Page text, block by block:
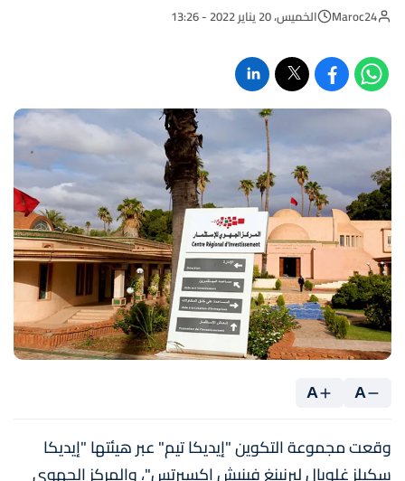
Maroc24 الخميس، 20 يناير 2022 - 13:26
A
A
وقعت مجموعة التكوين "إيديكا تيم" عبر هيئتها "إيديكا
سكيلز غلوبال ليرنينغ فينيش إكسبرتس"، والمركز الجهوي